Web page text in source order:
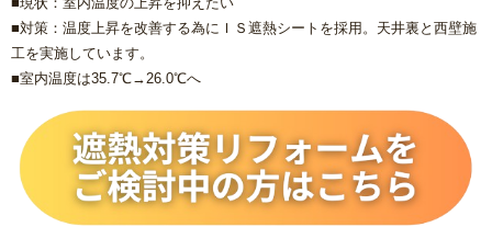
レンジフード（換気扇）リフォーム
ガス給湯器
エコジョーズ
■対策：温度上昇を改善する為にＩＳ遮熱シートを採用。天井裏と西壁施
工を実施しています。
■室内温度は35.7℃→26.0℃へ